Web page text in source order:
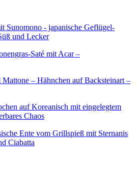
Sunomono - japanische Geflügel-
und Lecker
Saté mit Acar –
Mattone – Hähnchen auf Backsteinart –
auf Koreanisch mit eingelegtem
Chaos
Ente vom Grillspieß mit Sternanis
Ciabatta